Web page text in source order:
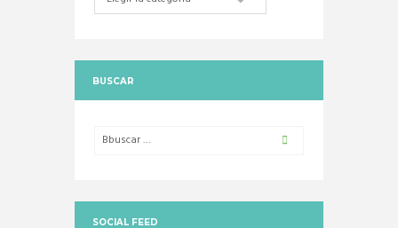
BUSCAR
SOCIAL FEED